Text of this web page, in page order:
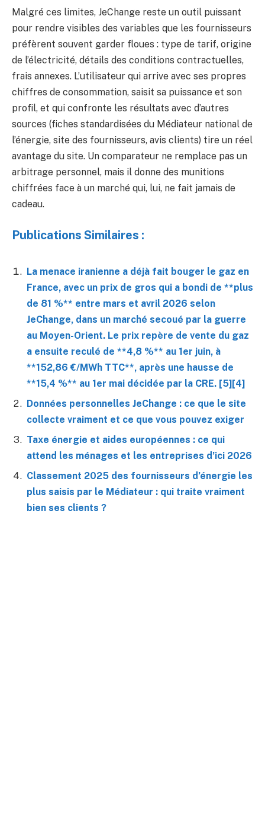
Malgré ces limites, JeChange reste un outil puissant
pour rendre visibles des variables que les fournisseurs
préfèrent souvent garder floues : type de tarif, origine
de l’électricité, détails des conditions contractuelles,
frais annexes. L’utilisateur qui arrive avec ses propres
chiffres de consommation, saisit sa puissance et son
profil, et qui confronte les résultats avec d’autres
sources (fiches standardisées du Médiateur national de
l’énergie, site des fournisseurs, avis clients) tire un réel
avantage du site. Un comparateur ne remplace pas un
arbitrage personnel, mais il donne des munitions
chiffrées face à un marché qui, lui, ne fait jamais de
cadeau.
Publications Similaires :
La menace iranienne a déjà fait bouger le gaz en
France, avec un prix de gros qui a bondi de **plus
de 81 %** entre mars et avril 2026 selon
JeChange, dans un marché secoué par la guerre
au Moyen-Orient. Le prix repère de vente du gaz
a ensuite reculé de **4,8 %** au 1er juin, à
**152,86 €/MWh TTC**, après une hausse de
**15,4 %** au 1er mai décidée par la CRE. [5][4]
Données personnelles JeChange : ce que le site
collecte vraiment et ce que vous pouvez exiger
Taxe énergie et aides européennes : ce qui
attend les ménages et les entreprises d’ici 2026
Classement 2025 des fournisseurs d’énergie les
plus saisis par le Médiateur : qui traite vraiment
bien ses clients ?